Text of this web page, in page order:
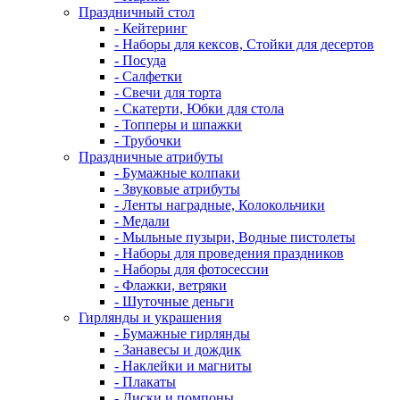
Праздничный стол
- Кейтеринг
- Наборы для кексов, Стойки для десертов
- Посуда
- Салфетки
- Свечи для торта
- Скатерти, Юбки для стола
- Топперы и шпажки
- Трубочки
Праздничные атрибуты
- Бумажные колпаки
- Звуковые атрибуты
- Ленты наградные, Колокольчики
- Медали
- Мыльные пузыри, Водные пистолеты
- Наборы для проведения праздников
- Наборы для фотосессии
- Флажки, ветряки
- Шуточные деньги
Гирлянды и украшения
- Бумажные гирлянды
- Занавесы и дождик
- Наклейки и магниты
- Плакаты